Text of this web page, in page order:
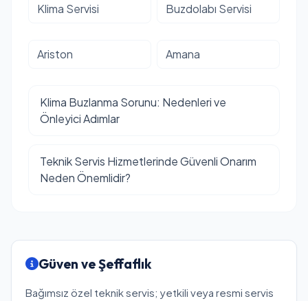
Klima Servisi Buzdolabı Servisi
Ariston Amana
Klima Buzlanma Sorunu: Nedenleri ve
Önleyici Adımlar
Teknik Servis Hizmetlerinde Güvenli Onarım
Neden Önemlidir?
Güven ve Şeffaflık
Bağımsız özel teknik servis; yetkili veya resmi servis